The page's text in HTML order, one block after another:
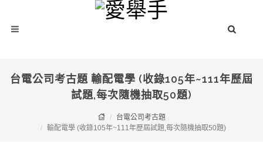
台電公司考古題 輸配電學 (收錄105年~111年歷屆
試題,每次隨機抽取50題)
台電公司考古題
輸配電學 (收錄105年~111年歷屆試題,每次隨機抽取50題)